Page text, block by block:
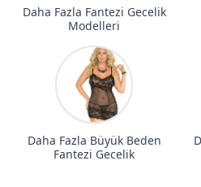
Daha Fazla Fantezi Gecelik
Modelleri
Daha Fazla Büyük Beden
Fantezi Gecelik